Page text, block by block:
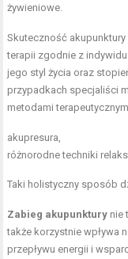
żywieniowe.
Skuteczność
terapii zgodnie z
jego styl życia oraz
przypadkach specjaliści
metodami
akupresura,
różnorodne techniki
Taki holistyczny sposób
Zabieg akupunktury nie
także korzystnie wpływa
przepływu energii i